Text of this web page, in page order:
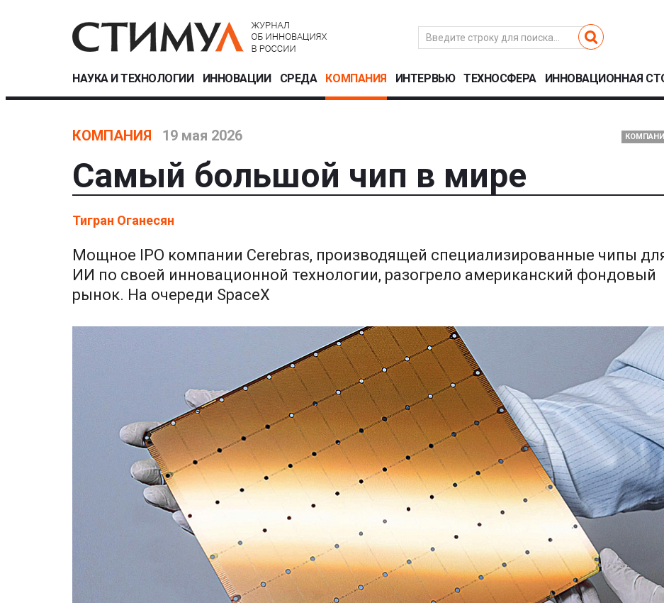
НАУКА И ТЕХНОЛОГИИ ИННОВАЦИИ СРЕДА КОМПАНИЯ ИНТЕРВЬЮ ТЕХНОСФЕРА ИННОВАЦИОННАЯ
КОМПАНИЯ 19 мая 2026
Самый большой чип в мире
Тигран Оганесян
Мощное IPO компании Cerebras, производящей специализированные чипы
ИИ по своей инновационной технологии, разогрело американский фондовый
рынок. На очереди SpaceX